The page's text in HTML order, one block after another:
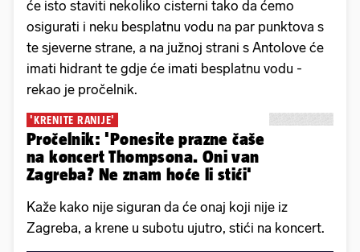
će isto staviti nekoliko cisterni tako da ćemo
osigurati i neku besplatnu vodu na par punktova s
te sjeverne strane, a na južnoj strani s Antolove će
imati hidrant te gdje će imati besplatnu vodu -
rekao je pročelnik.
'KRENITE RANIJE'
Pročelnik: 'Ponesite prazne čaše
na koncert Thompsona. Oni van
Zagreba? Ne znam hoće li stići'
Kaže kako nije siguran da će onaj koji nije iz
Zagreba, a krene u subotu ujutro, stići na koncert.